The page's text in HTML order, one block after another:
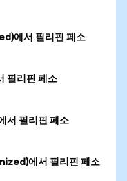
에서 필리핀 페소
필리핀 페소
필리핀 페소
에서 필리핀 페소